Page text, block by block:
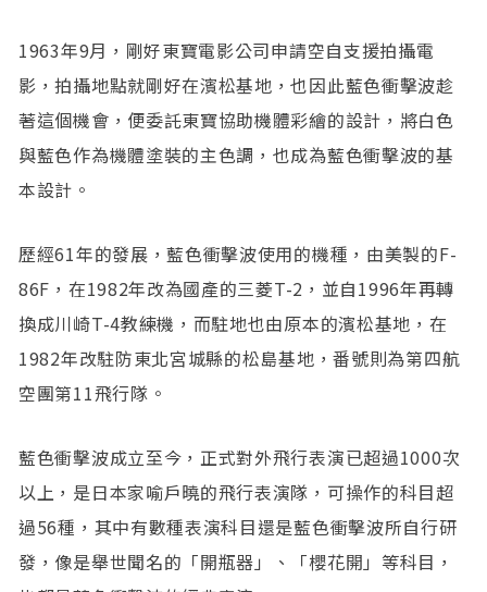
1963年9月，剛好東寶電影公司申請空自支援拍攝電
影，拍攝地點就剛好在濱松基地，也因此藍色衝擊波趁
著這個機會，便委託東寶協助機體彩繪的設計，將白色
與藍色作為機體塗裝的主色調，也成為藍色衝擊波的基
本設計。
歷經61年的發展，藍色衝擊波使用的機種，由美製的F-
86F，在1982年改為國產的三菱T-2，並自1996年再轉
換成川崎T-4教練機，而駐地也由原本的濱松基地，在
1982年改駐防東北宮城縣的松島基地，番號則為第四航
空團第11飛行隊。
藍色衝擊波成立至今，正式對外飛行表演已超過1000次
以上，是日本家喻戶曉的飛行表演隊，可操作的科目超
過56種，其中有數種表演科目還是藍色衝擊波所自行研
發，像是舉世聞名的「開瓶器」、「櫻花開」等科目，